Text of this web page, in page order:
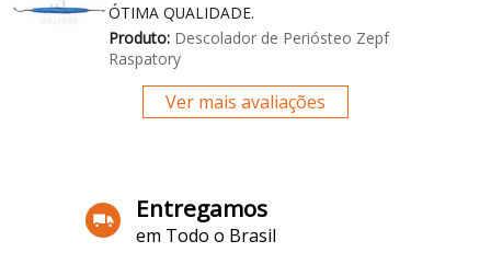
ÓTIMA QUALIDADE.
Produto:Descolador de Periósteo Zepf
Raspatory
Ver mais avaliações
Entregamos
em Todo o Brasil